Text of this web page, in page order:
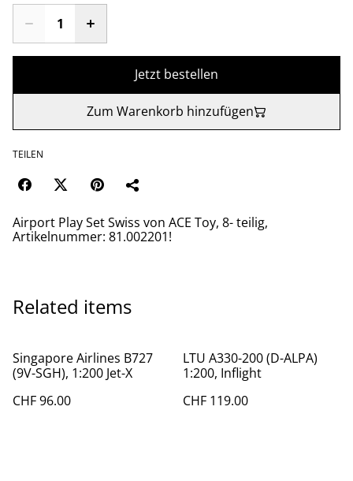
Jetzt bestellen
Zum Warenkorb hinzufügen
TEILEN
Airport Play Set Swiss von ACE Toy, 8- teilig,
Artikelnummer: 81.002201!
Related items
Singapore Airlines B727
(9V-SGH), 1:200 Jet-X
CHF 96.00
LTU A330-200 (D-ALPA)
1:200, Inflight
CHF 119.00